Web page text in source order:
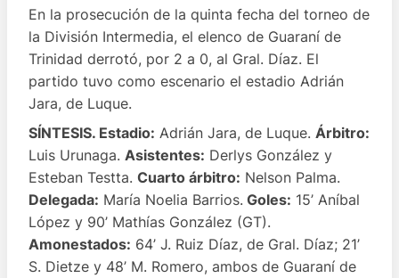
En la prosecución de la quinta fecha del torneo de
la División Intermedia, el elenco de Guaraní de
Trinidad derrotó, por 2 a 0, al Gral. Díaz. El
partido tuvo como escenario el estadio Adrián
Jara, de Luque.
SÍNTESIS. Estadio: Adrián Jara, de Luque. Árbitro:
Luis Urunaga. Asistentes: Derlys González y
Esteban Testta. Cuarto árbitro: Nelson Palma.
Delegada: María Noelia Barrios. Goles: 15’ Aníbal
López y 90’ Mathías González (GT).
Amonestados: 64’ J. Ruiz Díaz, de Gral. Díaz; 21’
S. Dietze y 48’ M. Romero, ambos de Guaraní de